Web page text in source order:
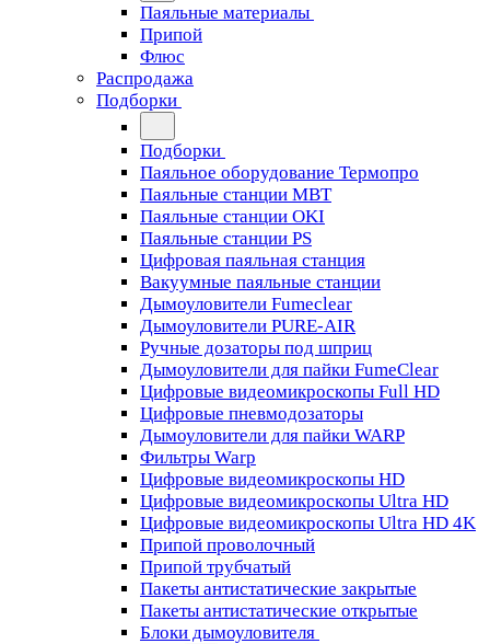
Паяльные материалы
Припой
Флюс
Распродажа
Подборки
Подборки
Паяльное оборудование Термопро
Паяльные станции MBT
Паяльные станции OKI
Паяльные станции PS
Цифровая паяльная станция
Вакуумные паяльные станции
Дымоуловители Fumeclear
Дымоуловители PURE-AIR
Ручные дозаторы под шприц
Дымоуловители для пайки FumeClear
Цифровые видеомикроскопы Full HD
Цифровые пневмодозаторы
Дымоуловители для пайки WARP
Фильтры Warp
Цифровые видеомикроскопы HD
Цифровые видеомикроскопы Ultra HD
Цифровые видеомикроскопы Ultra HD 4K
Припой проволочный
Припой трубчатый
Пакеты антистатические закрытые
Пакеты антистатические открытые
Блоки дымоуловителя